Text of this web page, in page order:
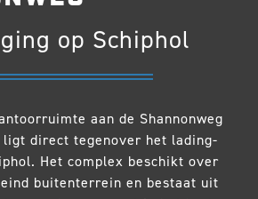
op Schiphol
aan de Shannonweg
ligt direct tegenover het lading-
Het complex beschikt over
buitenterrein en bestaat uit